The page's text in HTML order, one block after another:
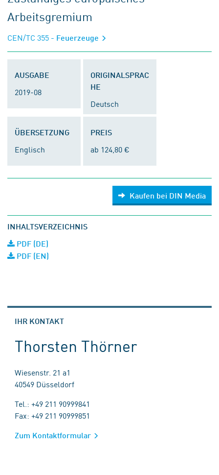
Arbeitsgremium
CEN/TC 355 - Feuerzeuge
AUSGABE
2019-08
ORIGINALSPRAC
HE
Deutsch
ÜBERSETZUNG
Englisch
PREIS
ab 124,80 €
Kaufen bei DIN Media
INHALTSVERZEICHNIS
PDF (DE)
PDF (EN)
IHR KONTAKT
Thorsten Thörner
Wiesenstr. 21 a1
40549 Düsseldorf
Tel.: +49 211 90999841
Fax: +49 211 90999851
Zum Kontaktformular